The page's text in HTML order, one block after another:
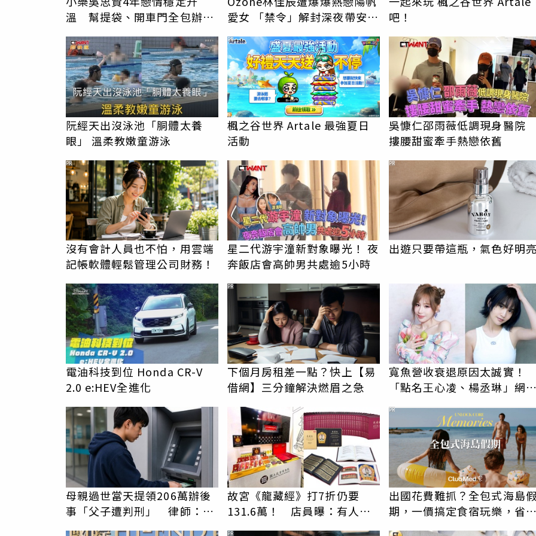
溫 幫提袋、開車門全包辦閃
瞎眾人
愛女 「禁令」解封深夜帶安吉
返家
吧！
阮經天出沒泳池「胴體太養
眼」 溫柔教嫩童游泳
楓之谷世界 Artale 最強夏日
活動
PR
吳慷仁邵雨薇低調現身醫
摟腰甜蜜牽手熱戀依舊
沒有會計人員也不怕，用雲端
記帳軟體輕鬆管理公司財務！
PR
星二代游宇潼新對象曝光！ 夜
奔飯店會高帥男共處逾5小時
出遊只要帶這瓶，氣色好明
PR
電油科技到位 Honda CR-V
2.0 e:HEV全進化
下個月房租差一點？快上【易
借網】三分鐘解決燃眉之急
PR
寬魚營收衰退原因太誠實！
「點名王心凌、楊丞琳」網
翻：財報透明度滿分
母親過世當天提領206萬辦後
事「父子遭判刑」 律師：搶
故宮《龍藏經》打7折仍要
131.6萬！ 店員曝：有人原
出國花費難抓？全包式海島
期，一價搞定食宿玩樂，省
PR
PR